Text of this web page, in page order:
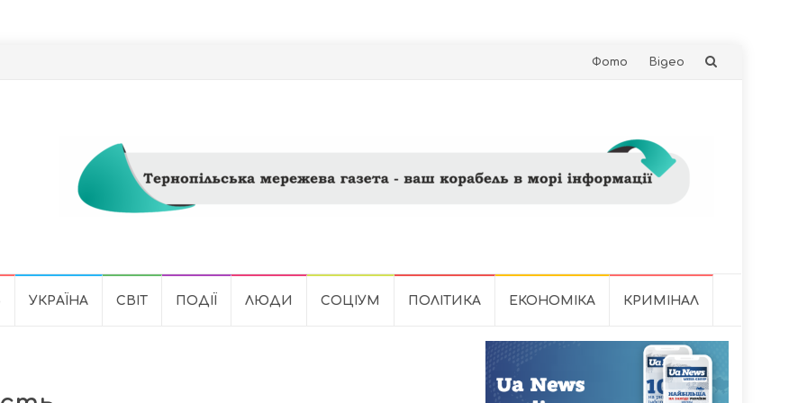
Skip
Фото Відео
УКРАЇНА СВІТ ПОДІЇ ЛЮДИ СОЦІУМ ПОЛІТИКА ЕКОНОМІКА КРИМІНАЛ